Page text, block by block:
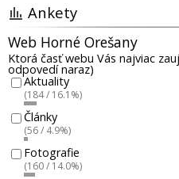
Ankety
Web Horné Orešany
Ktorá časť webu Vás najviac
odpovedí naraz)
Aktuality
(184 / 16.1%)
Články
(56 / 4.9%)
Fotografie
(160 / 14.0%)